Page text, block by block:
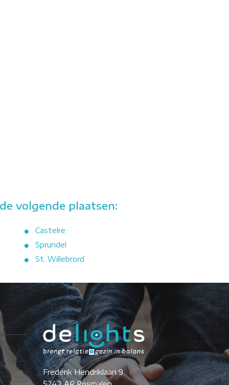
volgende plaatsen:
Castelre
Sprundel
St. Willebrord
Frederik Hendriklaan 9